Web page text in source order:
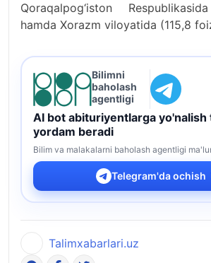
Qoraqalpog‘iston
hamda Xorazm viloyatida (115,8
Bilimni
baholash
agentligi
AI bot abituriyentlarga yo'nalish
yordam beradi
Bilim va malakalarni baholash agentligi
Telegram'da ochish
Talimxabarlari.uz